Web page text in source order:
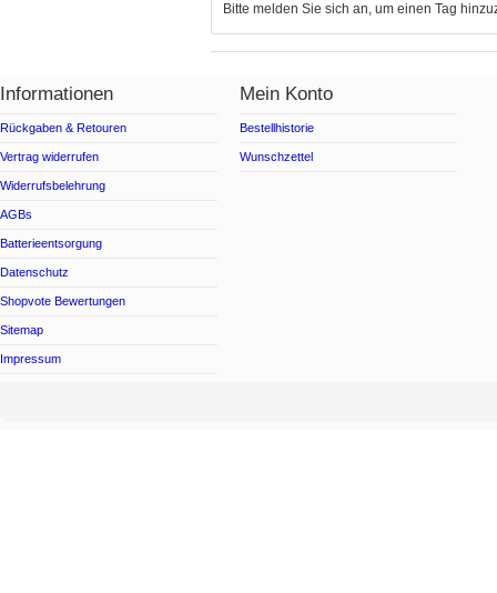
Bitte melden Sie sich an, um einen Tag
Informationen
Rückgaben & Retouren
Vertrag widerrufen
Widerrufsbelehrung
AGBs
Batterieentsorgung
Datenschutz
Shopvote Bewertungen
Sitemap
Impressum
Mein Konto
Bestellhistorie
Wunschzettel